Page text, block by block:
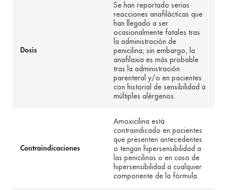
Dosis
Se han reportado serias
reacciones anafilácticas que
han llegado a ser
ocasionalmente fatales tras
la administración de
penicilina; sin embargo, la
anafilaxia es más probable
tras la administración
parenteral y/o en pacientes
con historial de sensibilidad a
múltiples alérgenos.
Contraindicaciones
Amoxicilina está
contraindicado en pacientes
que presenten antecedentes
o tengan hipersensibilidad a
las penicilinas o en caso de
hipersensibilidad a cualquier
componente de la fórmula.